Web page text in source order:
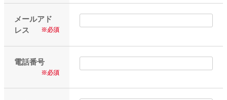
オーダーメイドテープシリーズ
ドリームパック
ドリームパックシリーズ
メールアド
レス
※必須
電話番号
※必須